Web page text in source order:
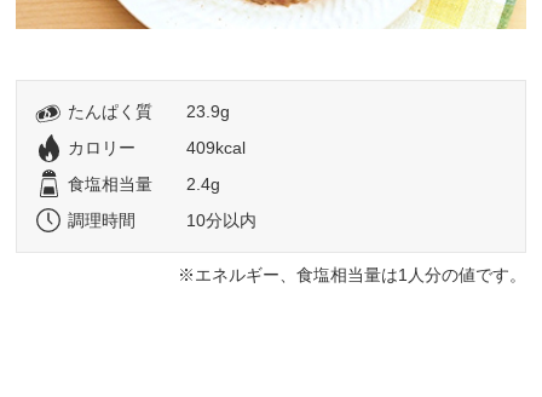
たんぱく質
23.9g
カロリー
409kcal
食塩相当量
2.4g
調理時間
10分以内
エネルギー、食塩相当量は1人分の値です。